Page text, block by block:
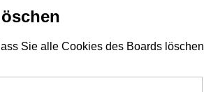
Sie alle Cookies des Boards löschen